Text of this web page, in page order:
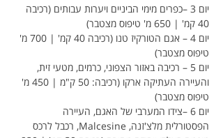
יום 3 –כפרים מימי הביניים ויערות עבותים (רכיבה
40 קמ' | 650 מ' טיפוס מצטבר)
יום 4 – אגם הטורקיז טנו (רכיבה 40 קמ' | 700 מ'
טיפוס מצטבר)
יום 5 – רכיבה באזור הצפוני, כרמים, מטעי זית,
והעיירה העתיקה ארקו (רכיבה: 50 ק"מ | 450 מ'
טיפוס מצטבר)
יום 6 –צידו המערבי של האגם, העיירה
הפסטורלית מלצ'זנה, Malcesine, רכבל לרכס